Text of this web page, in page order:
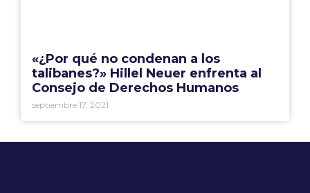
«¿Por qué no condenan a los
talibanes?» Hillel Neuer enfrenta al
Consejo de Derechos Humanos
septiembre 17, 2021